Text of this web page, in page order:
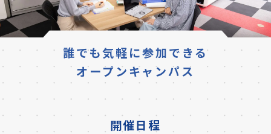
誰でも気軽に参加できる
オープンキャンパス
開催日程